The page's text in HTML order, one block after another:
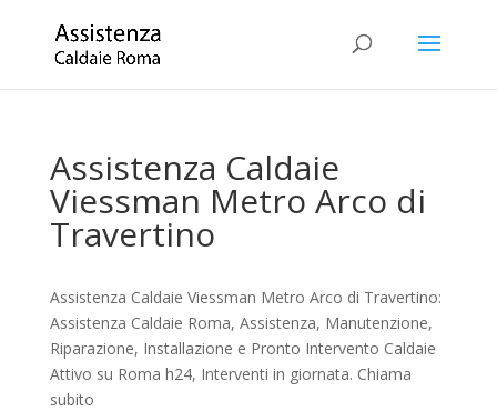
Assistenza Caldaie
Viessman Metro Arco di
Travertino
Assistenza Caldaie Viessman Metro Arco di Travertino:
Assistenza Caldaie Roma, Assistenza, Manutenzione,
Riparazione, Installazione e Pronto Intervento Caldaie
Attivo su Roma h24, Interventi in giornata. Chiama
subito